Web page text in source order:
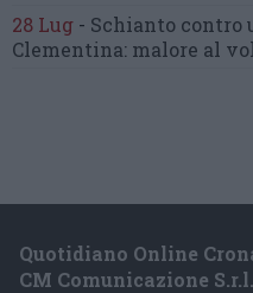
28 Lug - Schianto contro
Clementina: malore al
Quotidiano Online
CM Comunicazione S.r.l.